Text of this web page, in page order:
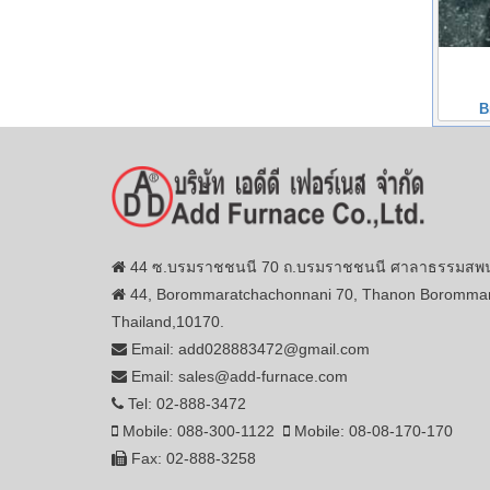
44 ซ.บรมราชชนนี 70 ถ.บรมราชชนนี ศาลาธรรมส
44, Borommaratchachonnani 70, Thanon
Thailand,10170.
Email: add028883472@gmail.com
Email: sales@add-furnace.com
Tel: 02-888-3472
Mobile: 088-300-1122
Mobile: 08-08-170-170
Fax: 02-888-3258